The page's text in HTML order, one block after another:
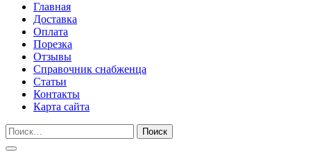
Главная
Доставка
Оплата
Порезка
Отзывы
Справочник снабженца
Статьи
Контакты
Карта сайта